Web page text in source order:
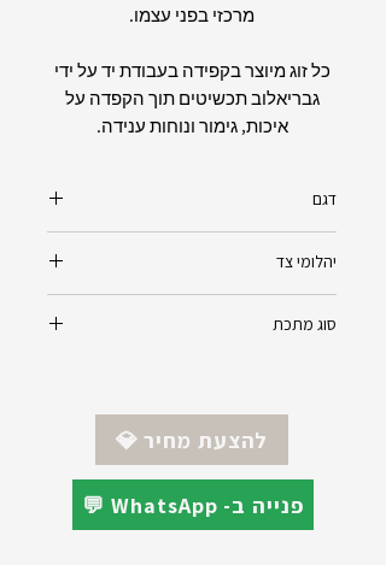
מרכזי בפני עצמו.
כל זוג מיוצר בקפידה בעבודת יד על ידי
גבריאלוב תכשיטים תוך הקפדה על
איכות, גימור ונוחות ענידה.
דגם
יהלומי צד
0.24ct
סוג מתכת
*ניתן להזמין את התכשיט בזהב 18K
💎 להצעת מחיר
💬 WhatsApp -פנייה ב